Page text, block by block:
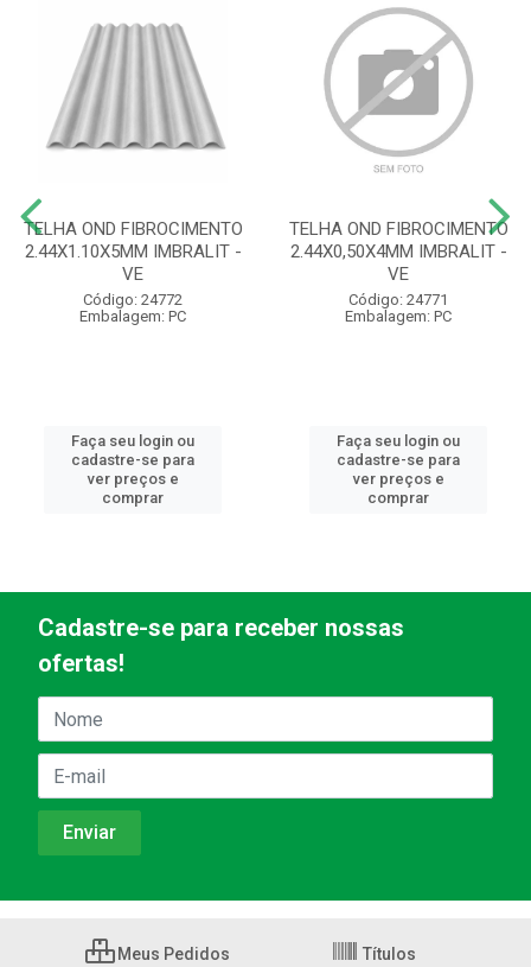
TELHA OND FIBROCIMENTO
2.44X1.10X5MM IMBRALIT -
VE
Código: 24772
Embalagem: PC
Faça seu login ou
cadastre-se para
ver preços e
comprar
TELHA OND FIBROCIMENTO
2.44X0,50X4MM IMBRALIT -
VE
Código: 24771
Embalagem: PC
Faça seu login ou
cadastre-se para
ver preços e
comprar
Cadastre-se para receber nossas
ofertas!
Meus Pedidos Títulos